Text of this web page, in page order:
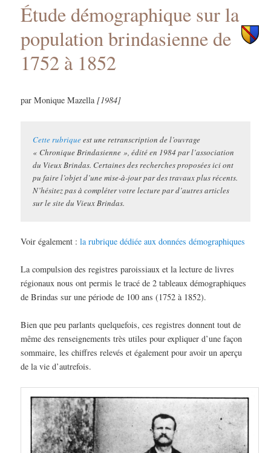
principal
secondaire
Étude démographique sur la
population brindasienne de
1752 à 1852
par Monique Mazella[1984]
Cette rubriqueest une retranscription de l’ouvrage
« Chronique Brindasienne », édité en 1984 par l’association
du Vieux Brindas. Certaines des recherches proposées ici ont
pu faire l’objet d’une mise-à-jour par des travaux plus récents.
N’hésitez pas à compléter votre lecture par d’autres articles
sur le site du Vieux Brindas.
Voir également :la rubrique dédiée aux données démographiques
La compulsion des registres paroissiaux et la lecture de livres
régionaux nous ont permis le tracé de 2 tableaux démographiques
de Brindas sur une période de 100 ans (1752 à 1852).
Bien que peu parlants quelquefois, ces registres donnent tout de
même des renseignements très utiles pour expliquer d’une façon
sommaire, les chiffres relevés et également pour avoir un aperçu
de la vie d’autrefois.